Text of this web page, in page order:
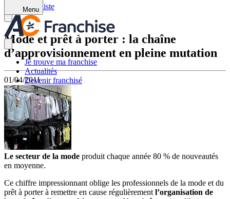
Menu
Je trouve ma franchise
Actualités
Devenir franchisé
Retour à la liste
Mode et prêt à porter : la chaîne
d’approvisionnement en pleine mutation
01/04/2011
Le secteur de la mode produit chaque année 80 % de nouveautés
en moyenne.
Ce chiffre impressionnant oblige les professionnels de la mode et du
prêt à porter à remettre en cause régulièrement l’organisation de